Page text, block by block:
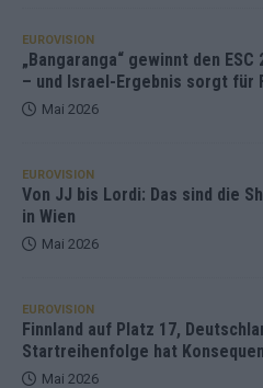
EUROVISION
„Bangaranga“ gewinnt den
– und Israel-Ergebnis sorgt für
Mai 2026
EUROVISION
Von JJ bis Lordi: Das sind die
in Wien
Mai 2026
EUROVISION
Finnland auf Platz 17,
Startreihenfolge hat
Mai 2026